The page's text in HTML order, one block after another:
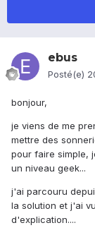
ebus
Posté(e)
bonjour,
je viens de me
mettre des
pour faire simple,
un niveau geek...
j'ai parcouru
la solution et j'ai
d'explication....